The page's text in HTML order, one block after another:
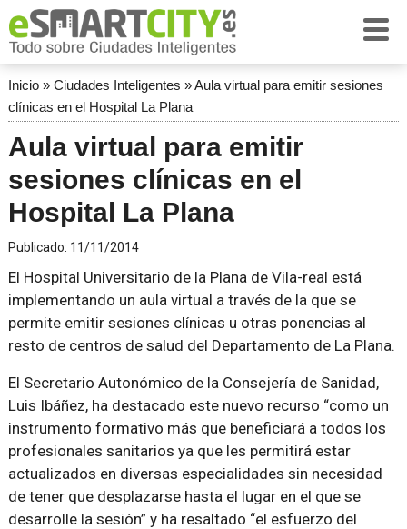
Inicio» Ciudades Inteligentes »Aula virtual para emitir sesiones
clínicas en el Hospital La Plana
Aula virtual para emitir
sesiones clínicas en el
Hospital La Plana
Publicado: 11/11/2014
El Hospital Universitario de la Plana de Vila-real está
implementando un aula virtual a través de la que se
permite emitir sesiones clínicas u otras ponencias al
resto de centros de salud del Departamento de La Plana.
El Secretario Autonómico de la Consejería de Sanidad,
Luis Ibáñez, ha destacado este nuevo recurso como un
instrumento formativo más que beneficiará a todos los
profesionales sanitarios ya que les permitirá estar
actualizados en diversas especialidades sin necesidad
de tener que desplazarse hasta el lugar en el que se
desarrolle la sesión y ha resaltado el esfuerzo del